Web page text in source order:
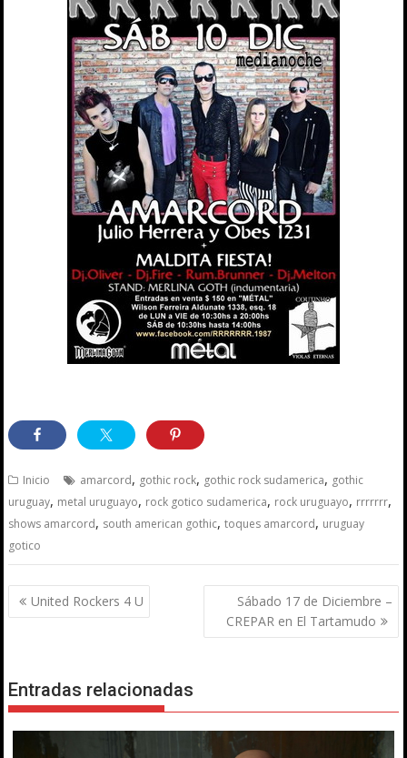
Inicio amarcord, gothic rock, gothic rock sudamerica, gothic
uruguay, metal uruguayo, rock gotico sudamerica, rock uruguayo, rrrrrrr,
shows amarcord, south american gothic,toques amarcord, uruguay
gotico
Navegación
de
United Rockers 4 U
Sábado 17 de Diciembre –
CREPAR en El Tartamudo
Entradas relacionadas